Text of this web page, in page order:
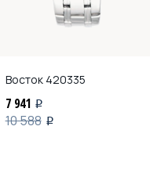
Восток420335
7 941 i
10 588 i